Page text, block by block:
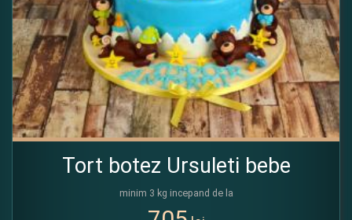
Tort botez Ursuleti bebe
minim 3 kg incepand de la